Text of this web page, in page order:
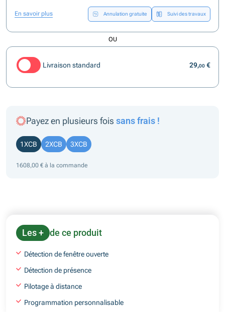
En savoir plus Annulation gratuite Suivi des travaux
OU
Livraison standard 29,00 €
Payez en plusieurs fois sans frais !
1XCB 2XCB 3XCB
1608,00 € à la commande
Les + de ce produit
Détection de fenêtre ouverte
Détection de présence
Pilotage à distance
Programmation personnalisable